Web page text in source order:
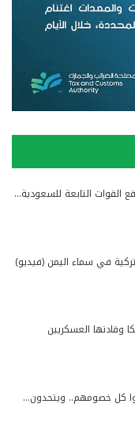
القوات التابعة للسعودية…
في سماء اليمن (فيديو)
وقادتها العسكريين
كل خصومهم.. ويتحدون…